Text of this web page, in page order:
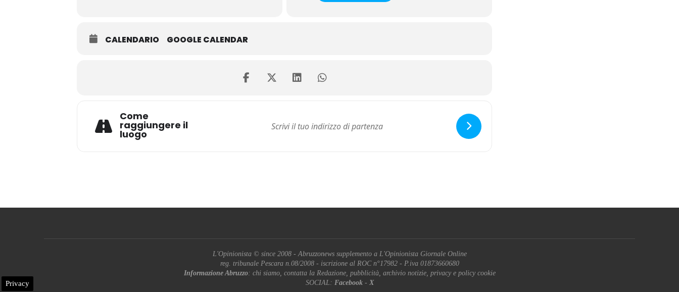
CALENDARIO GOOGLE CALENDAR
Come
raggiungere il
luogo
L'Opinionista © since 2008 - Abruzzonews supplemento a L'Opinionista Giornale Online
reg. tribunale Pescara n.08/2008 - iscrizione al ROC n°17982 - P.iva 01873660680
Informazione Abruzzo: chi siamo, contatta la Redazione, pubblicità, archivio notizie, privacy e policy cookie
SOCIAL: Facebook- X
Privacy